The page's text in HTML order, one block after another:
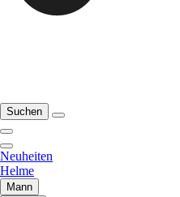
Suchen
Neuheiten
Helme
Mann